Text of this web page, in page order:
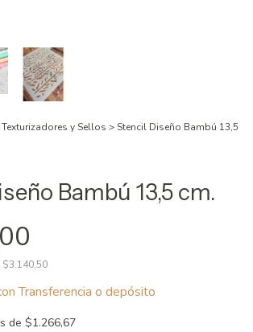
Texturizadores y Sellos >Stencil Diseño Bambú 13,5
Bambú 13,5 cm.
$3.140,50
Transferencia o depósito
de $1.266,67